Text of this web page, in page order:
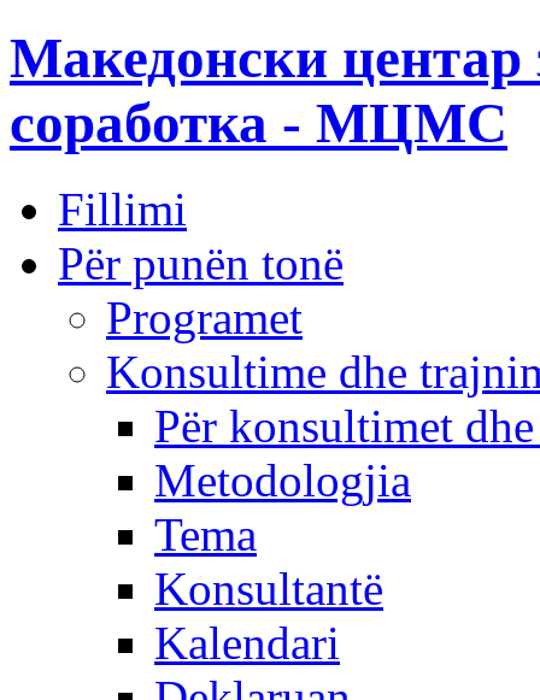
Македонски центар
соработка - МЦМС
Fillimi
Për punën tonë
Programet
Konsultime dhe
Për konsultimet
Metodologjia
Tema
Konsultantë
Kalendari